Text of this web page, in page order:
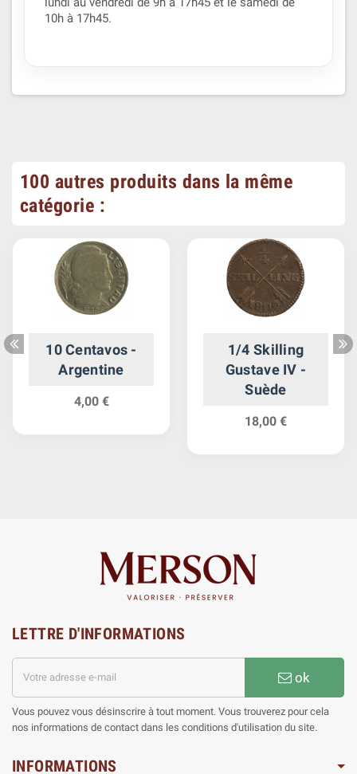
10h à 17h45.
100 autres produits dans la même
catégorie :
10 Centavos -
Argentine
4,00 €
1/4 Skilling
Gustave IV -
Suède
18,00 €
LETTRE D'INFORMATIONS
ok
Vous pouvez vous désinscrire à tout moment. Vous trouverez pour cela
nos informations de contact dans les conditions d'utilisation du site.
INFORMATIONS